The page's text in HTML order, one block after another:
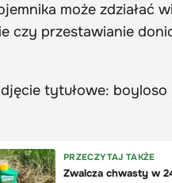
może zdziałać
czy przestawianie
tytułowe: